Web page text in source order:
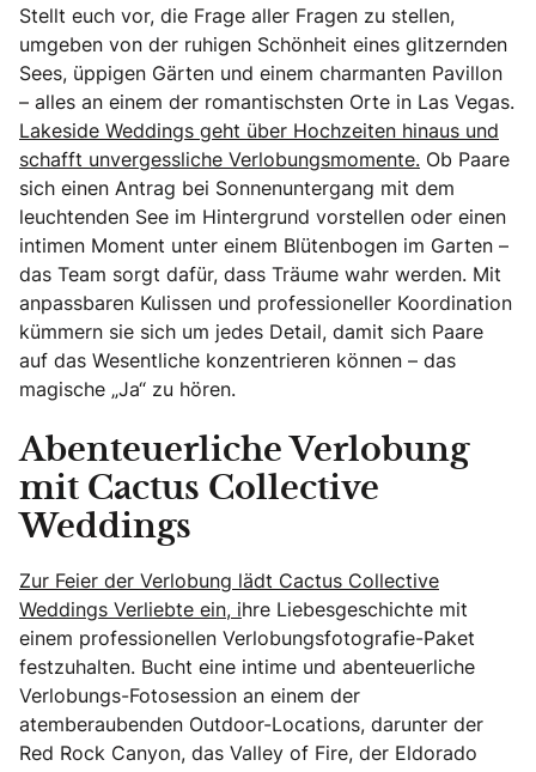
Stellt euch vor, die Frage aller Fragen zu stellen,
umgeben von der ruhigen Schönheit eines glitzernden
Sees, üppigen Gärten und einem charmanten Pavillon
– alles an einem der romantischsten Orte in Las Vegas.
Lakeside Weddings geht über Hochzeiten hinaus und
schafft unvergessliche Verlobungsmomente. Ob Paare
sich einen Antrag bei Sonnenuntergang mit dem
leuchtenden See im Hintergrund vorstellen oder einen
intimen Moment unter einem Blütenbogen im Garten –
das Team sorgt dafür, dass Träume wahr werden. Mit
anpassbaren Kulissen und professioneller Koordination
kümmern sie sich um jedes Detail, damit sich Paare
auf das Wesentliche konzentrieren können – das
magische „Ja“ zu hören.
Abenteuerliche Verlobung
mit Cactus Collective
Weddings
Zur Feier der Verlobung lädt Cactus Collective
Weddings Verliebte ein, ihre Liebesgeschichte mit
einem professionellen Verlobungsfotografie-Paket
festzuhalten. Bucht eine intime und abenteuerliche
Verlobungs-Fotosession an einem der
atemberaubenden Outdoor-Locations, darunter der
Red Rock Canyon, das Valley of Fire, der Eldorado